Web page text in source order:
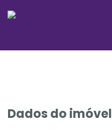
Dados do imóvel